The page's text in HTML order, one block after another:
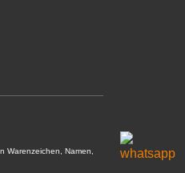
Warenzeichen, Namen,